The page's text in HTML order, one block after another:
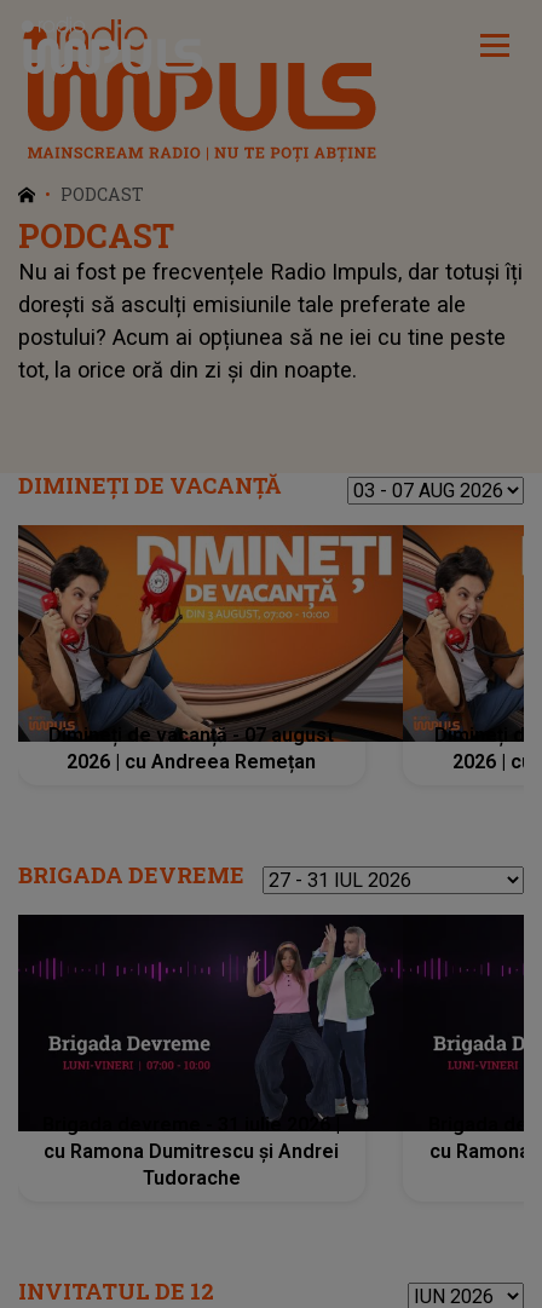
Radio Impuls
PODCAST
PODCAST
Nu ai fost pe frecvențele Radio Impuls, dar totuși îți
dorești să asculți emisiunile tale preferate ale
postului? Acum ai opțiunea să ne iei cu tine peste
tot, la orice oră din zi și din noapte.
DIMINEȚI DE VACANȚĂ Alege perioada:
Dimineți de vacanță - 07 august
2026 | cu Andreea Remețan
Dimineți de
2026 | cu
BRIGADA DEVREME Alege perioada:
Brigada devreme - 31 iulie 2026 |
cu Ramona Dumitrescu și Andrei
Tudorache
cu Ramona
INVITATUL DE 12 Alege perioada: